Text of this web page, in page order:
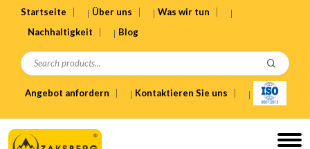
Startseite Über uns
Was wir tun
Nachhaltigkeit
Blog
Angebot anfordern Kontaktieren Sie uns